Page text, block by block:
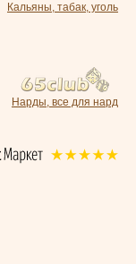
Кальяны, табак, уголь
Нарды, все для нард